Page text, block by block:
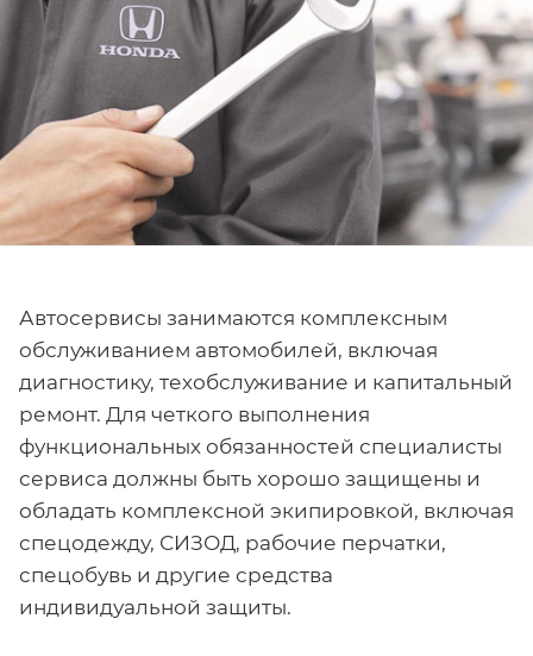
Автосервисы занимаются комплексным
обслуживанием автомобилей, включая
диагностику, техобслуживание и капитальный
ремонт. Для четкого выполнения
функциональных обязанностей специалисты
сервиса должны быть хорошо защищены и
обладать комплексной экипировкой, включая
спецодежду, СИЗОД, рабочие перчатки,
спецобувь и другие средства
индивидуальной защиты.